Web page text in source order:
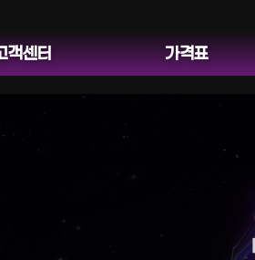
객센터 가격표